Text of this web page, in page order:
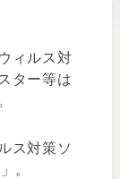
ィルス対
ター等は
ス対策ソ
。